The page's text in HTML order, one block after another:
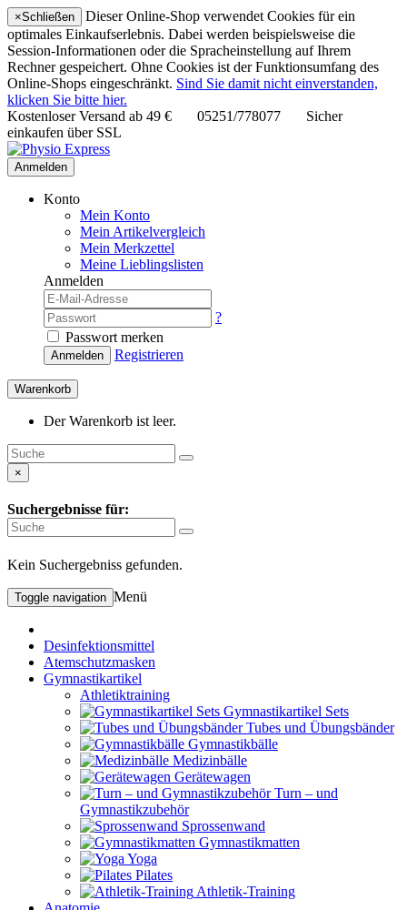
×Schließen
Dieser Online-Shop verwendet Cookies für ein
optimales Einkaufserlebnis. Dabei werden beispielsweise die
Session-Informationen oder die Spracheinstellung auf Ihrem
Rechner gespeichert. Ohne Cookies ist der Funktionsumfang des
Online-Shops eingeschränkt. Sind Sie damit nicht einverstanden,
klicken Sie bitte hier.
Kostenloser Versand ab 49 € 05251/778077 Sicher
einkaufen über SSL
Anmelden
Konto
Mein Konto
Mein Artikelvergleich
Mein Merkzettel
Meine Lieblingslisten
Anmelden
?
Passwort merken
Anmelden Registrieren
Warenkorb
Der Warenkorb ist leer.
×
Suchergebnisse für:
Kein Suchergebniss gefunden.
Toggle navigation Menü
Desinfektionsmittel
Atemschutzmasken
Gymnastikartikel
Athletiktraining
Gymnastikartikel Sets
Tubes und Übungsbänder
Gymnastikbälle
Medizinbälle
Gerätewagen
Turn – und
Gymnastikzubehör
Sprossenwand
Gymnastikmatten
Yoga
Pilates
Athletik-Training